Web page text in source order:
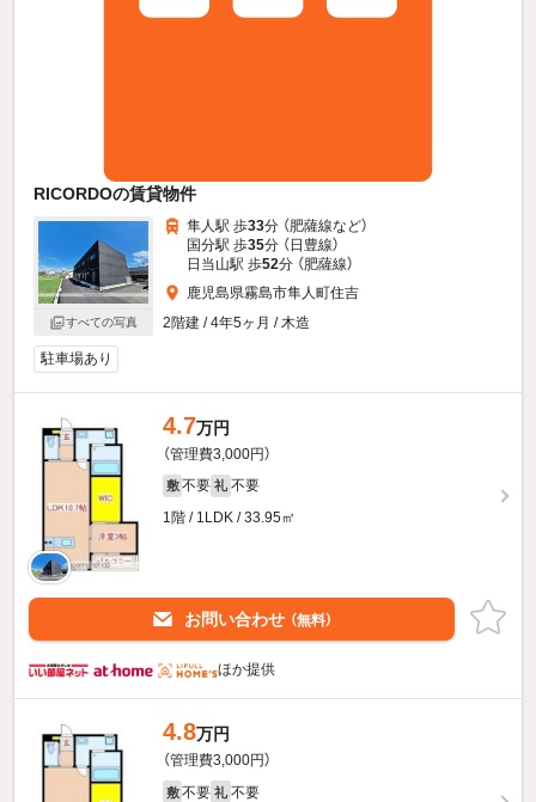
RICORDOの賃貸物件
すべての写真
隼人駅 歩33分 （肥薩線など）
国分駅 歩35分 （日豊線）
日当山駅 歩52分 （肥薩線）
鹿児島県霧島市隼人町住吉
2階建 / 4年5ヶ月 / 木造
駐車場あり
4.7万円
（管理費3,000円）
敷 不要 礼 不要
1階 / 1LDK / 33.95㎡
お問い合わせ （無料）
ほか提供
4.8万円
（管理費3,000円）
敷 不要 礼 不要